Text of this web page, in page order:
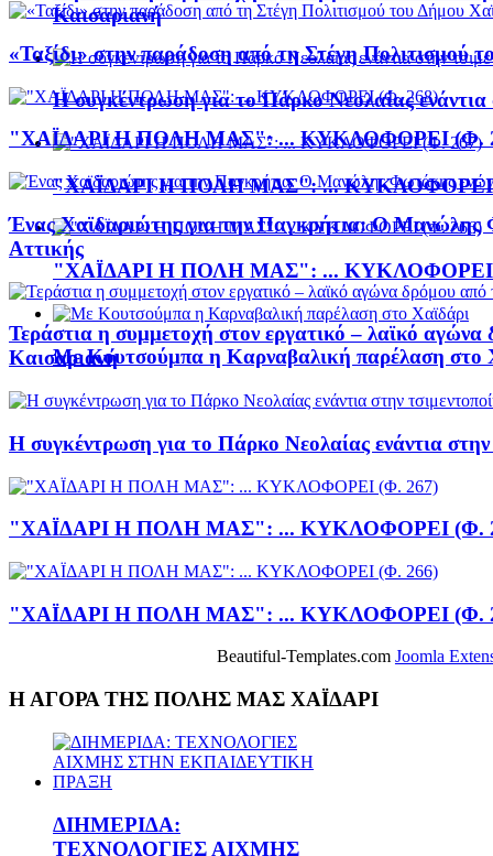
Καισαριανή
Η συγκέντρωση για το Πάρκο Νεολαίας
"ΧΑΪΔΑΡΙ Η ΠΟΛΗ ΜΑΣ": ... ΚΥΚΛΟΦΟΡΕΙ
"ΧΑΪΔΑΡΙ Η ΠΟΛΗ ΜΑΣ": ... ΚΥΚΛΟΦΟΡΕΙ
Με Κουτσούμπα η Καρναβαλική παρέλαση στο
«Ταξίδι» στην παράδοση από τη Στέγη Πολιτισμού
"ΧΑΪΔΑΡΙ Η ΠΟΛΗ ΜΑΣ": ... ΚΥΚΛΟΦΟΡΕΙ (Φ.
Ένας Χαϊδαριώτης για την Παγκρήτια: Ο Μανώλης
Αττικής
Τεράστια η συμμετοχή στον εργατικό – λαϊκό
Καισαριανή
Η συγκέντρωση για το Πάρκο Νεολαίας ενάντια
"ΧΑΪΔΑΡΙ Η ΠΟΛΗ ΜΑΣ": ... ΚΥΚΛΟΦΟΡΕΙ (Φ.
"ΧΑΪΔΑΡΙ Η ΠΟΛΗ ΜΑΣ": ... ΚΥΚΛΟΦΟΡΕΙ (Φ.
Beautiful-Templates.com Joomla
Η ΑΓΟΡΑ ΤΗΣ ΠΟΛΗΣ ΜΑΣ ΧΑΪΔΑΡΙ
ΔΙΗΜΕΡΙΔΑ:
ΤΕΧΝΟΛΟΓΙΕΣ ΑΙΧΜΗΣ